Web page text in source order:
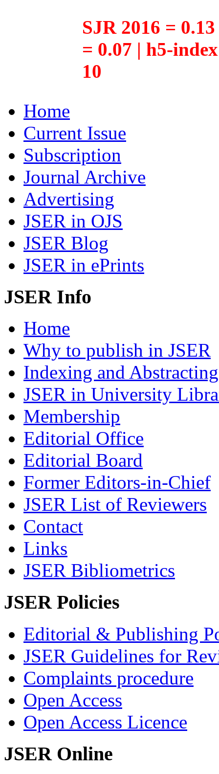
SJR 2016 =
= 0.07 | h5-
10
Home
Current Issue
Subscription
Journal Archive
Advertising
JSER in OJS
JSER Blog
JSER in ePrints
JSER Info
Home
Why to publish in JSER
Indexing and Abstracting
JSER in University
Membership
Editorial Office
Editorial Board
Former Editors-in-Chief
JSER List of Reviewers
Contact
Links
JSER Bibliometrics
JSER Policies
Editorial & Publishing
JSER Guidelines for
Complaints procedure
Open Access
Open Access Licence
JSER Online